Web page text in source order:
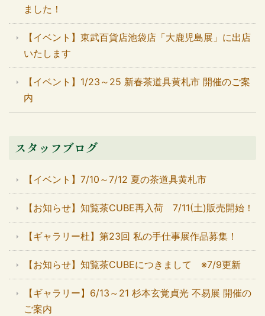
ました！
【イベント】東武百貨店池袋店「大鹿児島展」に出店
いたします
【イベント】1/23～25 新春茶道具黄札市 開催のご案
内
スタッフブログ
【イベント】7/10～7/12 夏の茶道具黄札市
【お知らせ】知覧茶CUBE再入荷 7/11(土)販売開始！
【ギャラリー杜】第23回 私の手仕事展作品募集！
【お知らせ】知覧茶CUBEにつきまして ※7/9更新
【ギャラリー】6/13～21 杉本玄覚貞光 不易展 開催の
ご案内